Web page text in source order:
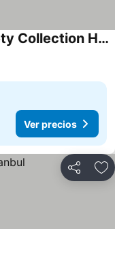
Aliée Istanbul - A Paris Society Collection Hotel
Ver precios
Compartir